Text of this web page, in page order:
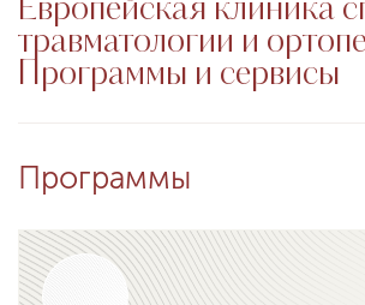
Европейская клиника
травматологии и
Программы и сервисы
Программы